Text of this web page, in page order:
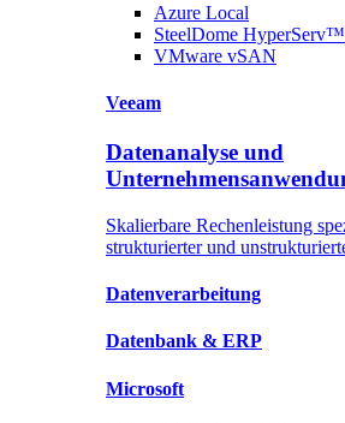
Azure Local
SteelDome HyperServ™
VMware vSAN
Veeam
Datenanalyse und
Skalierbare Rechenleistung
strukturierter und
Datenverarbeitung
Datenbank & ERP
Microsoft